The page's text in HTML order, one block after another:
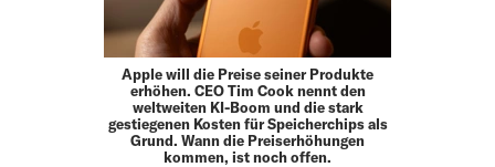
Apple will die Preise seiner Produkte
erhöhen. CEO Tim Cook nennt den
weltweiten KI-Boom und die stark
gestiegenen Kosten für Speicherchips als
Grund. Wann die Preiserhöhungen
kommen, ist noch offen.